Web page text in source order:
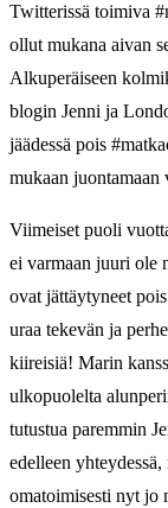
Twitterissä toimiva
ollut mukana aivan
Alkuperäiseen
blogin Jenni ja
jäädessä pois
mukaan
Viimeiset puoli
ei varmaan juuri ole
ovat jättäytyneet
uraa tekevän ja
kiireisiä! Marin
ulkopuolelta
tutustua paremmin
edelleen
omatoimisesti nyt jo